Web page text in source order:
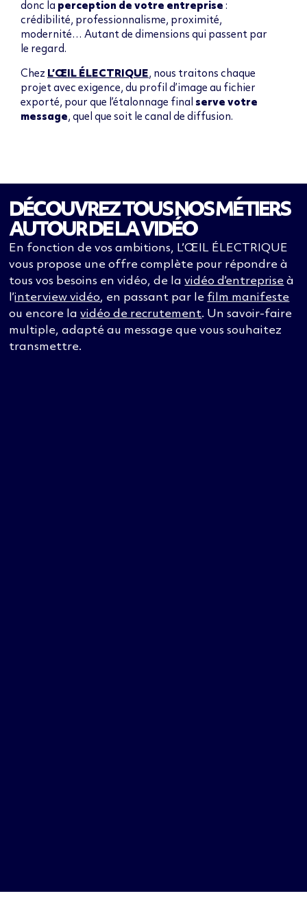
donc la perception de votre entreprise :
crédibilité, professionnalisme, proximité,
modernité… Autant de dimensions qui passent par
le regard.
Chez L’ŒIL ÉLECTRIQUE, nous traitons chaque
projet avec exigence, du profil d’image au fichier
exporté, pour que l’étalonnage final serve votre
message, quel que soit le canal de diffusion.
DÉCOUVREZ TOUS NOS MÉTIERS
AUTOUR DE LA VIDÉO
En fonction de vos ambitions, L’ŒIL ÉLECTRIQUE
vous propose une offre complète pour répondre à
tous vos besoins en vidéo, de lavidéo d’entreprise à
l’interview vidéo, en passant par le film manifeste
ou encore lavidéo de recrutement. Un savoir-faire
multiple, adapté au message que vous souhaitez
transmettre.